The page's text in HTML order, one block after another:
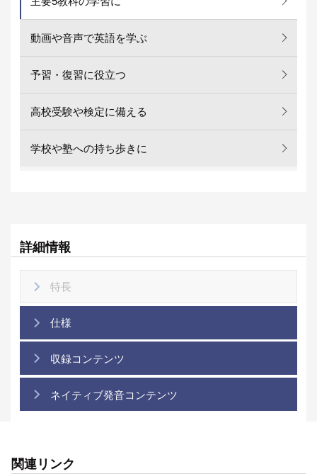
動画や音声で英語を学ぶ
予習・復習に役立つ
高校受験や検定に備える
学校や塾への持ち歩きに
詳細情報
特長
仕様
収録コンテンツ
ネイティブ発音コンテンツ
関連リンク